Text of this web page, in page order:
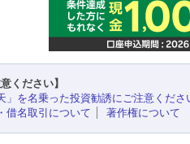
意ください】
」を名乗った投資勧誘にご注意くださ
借名取引について
著作権について